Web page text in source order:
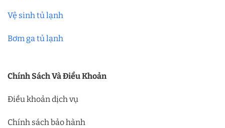
Vệ sinh tủ lạnh
Bơm ga tủ lạnh
Chính Sách Và Điều Khoản
Điều khoản dịch vụ
Chính sách bảo hành